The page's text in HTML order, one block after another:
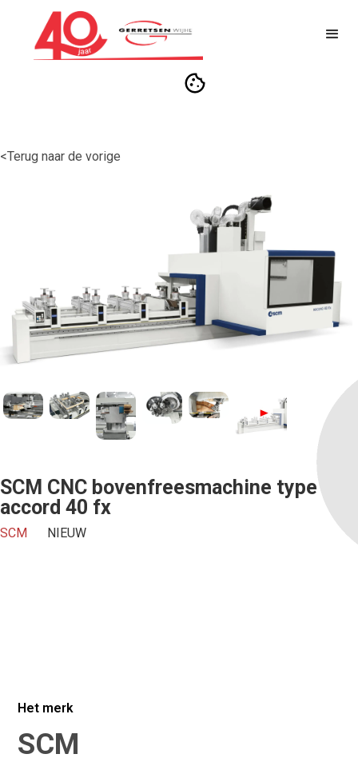
<Terug naar de vorige
SCM CNC bovenfreesmachine type
accord 40 fx
SCM NIEUW
Offerte aanvragen
Achternaam*
Het merk
SCM